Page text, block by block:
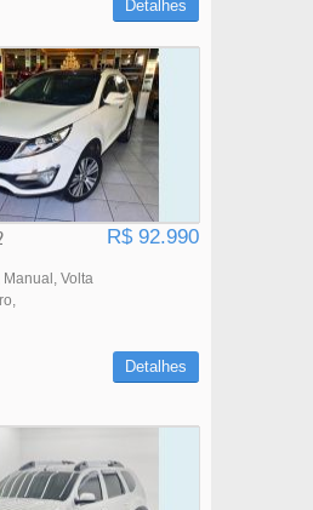
Detalhes
R$ 92.990
Manual
Volta
Detalhes